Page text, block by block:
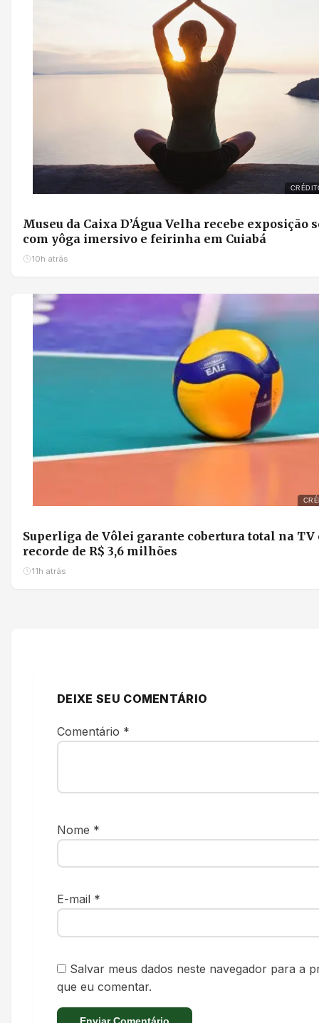
Museu da Caixa D’Água Velha recebe exposição
com yôga imersivo e feirinha em Cuiabá
10h atrás
Superliga de Vôlei garante cobertura total na TV
recorde de R$ 3,6 milhões
11h atrás
DEIXE SEU COMENTÁRIO
Comentário *
Nome *
E-mail *
Salvar meus dados neste navegador para a
que eu comentar.